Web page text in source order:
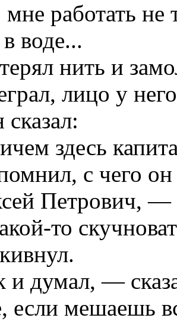
мне работать
воде...
нить и
лицо у
здесь
с чего он
Петрович, —
то
и думал, —
если мешаешь